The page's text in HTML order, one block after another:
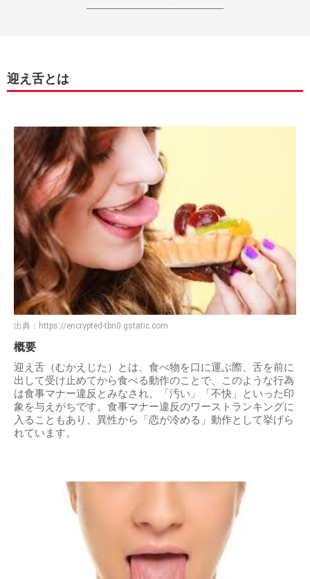
------------------------------------------------------------------
迎え舌とは
出典： https://encrypted-tbn0.gstatic.com
概要
迎え舌（むかえじた）とは、食べ物を口に運ぶ際、舌を前に
出して受け止めてから食べる動作のことで、このような行為
は食事マナー違反とみなされ、「汚い」「不快」といった印
象を与えがちです。食事マナー違反のワーストランキングに
入ることもあり、異性から「恋が冷める」動作として挙げら
れています。